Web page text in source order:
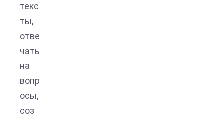
текс
ты,
отве
чать
на
вопр
осы,
соз